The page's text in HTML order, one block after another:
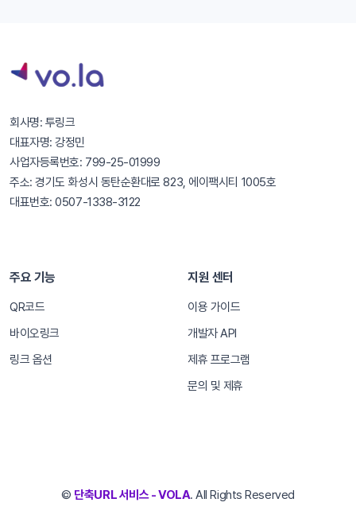
회사명: 투링크
대표자명: 강정민
사업자등록번호: 799-25-01999
주소: 경기도 화성시 동탄순환대로 823, 에이팩시티 1005호
대표번호: 0507-1338-3122
주요 기능
QR코드
바이오링크
링크 옵션
지원 센터
이용 가이드
개발자 API
제휴 프로그램
문의 및 제휴
© 단축URL 서비스 - VOLA. All Rights Reserved